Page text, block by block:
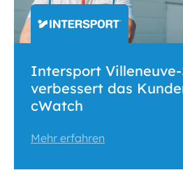
Intersport
verbessert das
cWatch
Mehr erfahren